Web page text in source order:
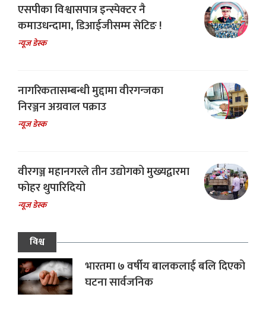
एसपीका विश्वासपात्र इन्स्पेक्टर नै
कमाउधन्दामा, डिआईजीसम्म सेटिङ !
न्यूज डेस्क
नागरिकतासम्बन्धी मुद्दामा वीरगन्जका
निरञ्जन अग्रवाल पक्राउ
न्यूज डेस्क
वीरगञ्ज महानगरले तीन उद्योगको मुख्यद्वारमा
फोहर थुपारिदियो
न्यूज डेस्क
विश्व
भारतमा ७ वर्षीय बालकलाई बलि दिएको
घटना सार्वजनिक